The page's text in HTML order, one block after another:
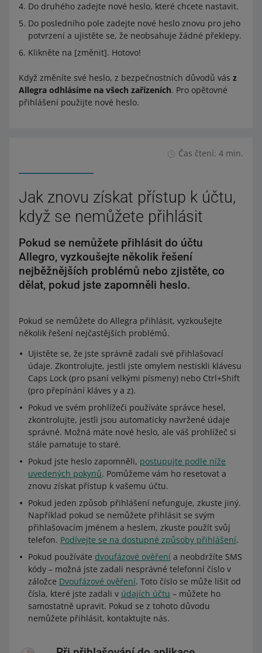
Do druhého zadejte nové heslo, které chcete nastavit.
Do posledního pole zadejte nové heslo znovu pro jeho
potvrzení a ujistěte se, že neobsahuje žádné překlepy.
Klikněte na [změnit]. Hotovo!
Když změníte své heslo, z bezpečnostních důvodů vás z
Allegra odhlásíme na všech zařízeních. Pro opětovné
přihlášení použijte nové heslo.
Čas čtení: 4 min.
Jak znovu získat přístup k účtu,
když se nemůžete přihlásit
Pokud se nemůžete přihlásit do účtu
Allegro, vyzkoušejte několik řešení
nejběžnějších problémů nebo zjistěte, co
dělat, pokud jste zapomněli heslo.
Pokud se nemůžete do Allegra přihlásit, vyzkoušejte
několik řešení nejčastějších problémů.
Ujistěte se, že jste správně zadali své přihlašovací
údaje. Zkontrolujte, jestli jste omylem nestiskli klávesu
Caps Lock (pro psaní velkými písmeny) nebo Ctrl+Shift
(pro přepínání kláves y a z).
Pokud ve svém prohlížeči používáte správce hesel,
zkontrolujte, jestli jsou automaticky navržené údaje
správné. Možná máte nové heslo, ale váš prohlížeč si
stále pamatuje to staré.
Pokud jste heslo zapomněli, postupujte podle níže
uvedených pokynů. Pomůžeme vám ho resetovat a
znovu získat přístup k vašemu účtu.
Pokud jeden způsob přihlášení nefunguje, zkuste jiný.
Například pokud se nemůžete přihlásit se svým
přihlašovacím jménem a heslem, zkuste použít svůj
telefon. Podívejte se na dostupné způsoby přihlášení.
Pokud používáte dvoufázové ověření a neobdržíte SMS
kódy –⁠⁠⁠⁠⁠⁠ možná jste zadali nesprávné telefonní číslo v
záložce Dvoufázové ověření. Toto číslo se může lišit od
čísla, které jste zadali v údajích účtu –⁠⁠⁠⁠⁠⁠ můžete ho
samostatně upravit. Pokud se z tohoto důvodu
nemůžete přihlásit, kontaktujte nás.